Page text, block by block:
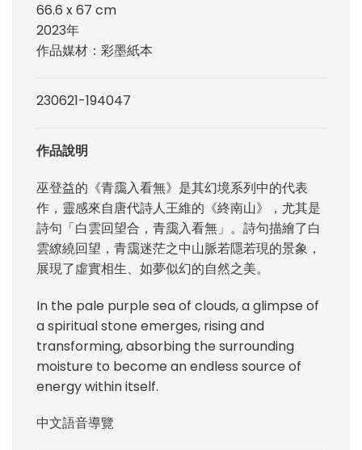
66.6 x 67 cm
2023年
作品媒材：彩墨紙本
230621-194047
作品說明
巫登益的《青靄入看無》是其幻境系列中的代表
作，靈感來自唐代詩人王維的《終南山》，尤其是
詩句「白雲回望合，青靄入看無」。詩句描繪了白
雲繚繞回望，青靄迷茫之中山脈若隱若現的景象，
展現了虛實相生、如夢似幻的自然之美。
In the pale purple sea of clouds, a glimpse of
a spiritual stone emerges, rising and
transforming, absorbing the surrounding
moisture to become an endless source of
energy within itself.
中文語音導覽